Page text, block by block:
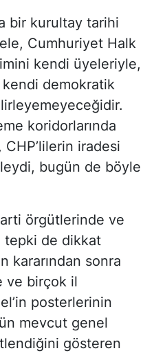
bir kurultay tarihi
Cumhuriyet Halk
kendi üyeleriyle,
demokratik
koridorlarında
iradesi
bugün de böyle
örgütlerinde ve
tepki de dikkat
kararından sonra
ve birçok il
posterlerinin
mevcut genel
gösteren